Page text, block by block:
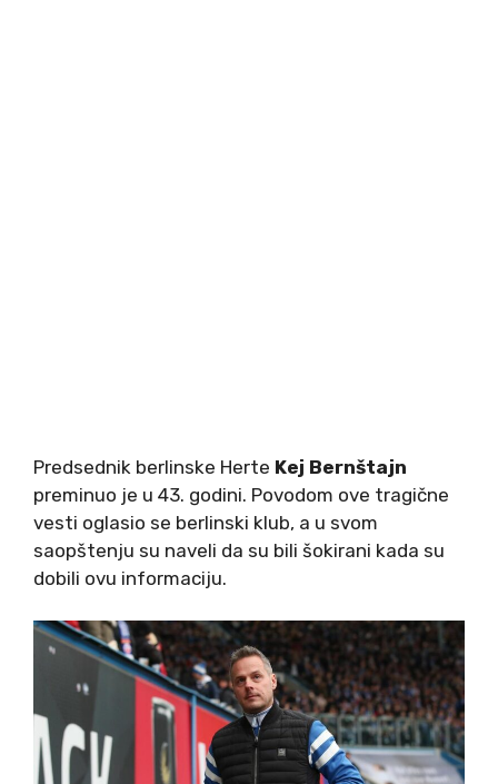
Predsednik berlinske Herte Kej Bernštajn
preminuo je u 43. godini. Povodom ove tragične
vesti oglasio se berlinski klub, a u svom
saopštenju su naveli da su bili šokirani kada su
dobili ovu informaciju.